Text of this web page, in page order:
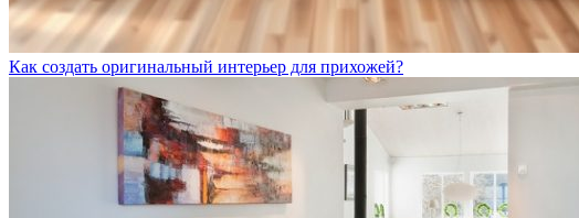
Как создать оригинальный интерьер для прихожей?